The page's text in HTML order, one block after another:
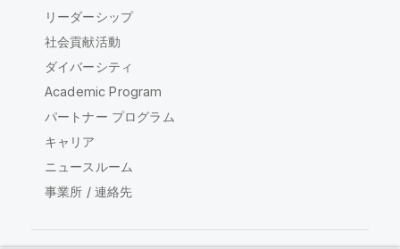
リーダーシップ
社会貢献活動
ダイバーシティ
Academic Program
パートナー プログラム
キャリア
ニュースルーム
事業所 / 連絡先